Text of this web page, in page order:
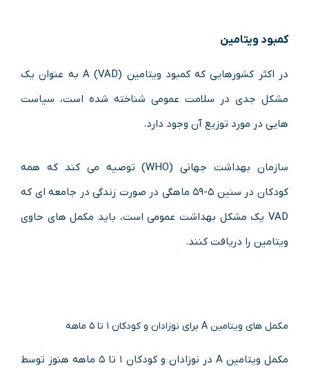
کمبود ویتامین
در اکثر کشورهایی که کمبود ویتامین (VAD) A به عنوان یک
مشکل جدی در سلامت عمومی شناخته شده است، سیاست
هایی در مورد توزیع آن وجود دارد.
سازمان بهداشت جهانی (WHO) توصیه می کند که همه
کودکان در سنین ۵-۵۹ ماهگی در صورت زندگی در جامعه ای که
VAD یک مشکل بهداشت عمومی است، باید مکمل های حاوی
ویتامین را دریافت کنند.
مکمل های ویتامین A برای نوزادان و کودکان ۱ تا ۵ ماهه
مکمل ویتامین A در نوزادان و کودکان ۱ تا ۵ ماهه هنوز توسط